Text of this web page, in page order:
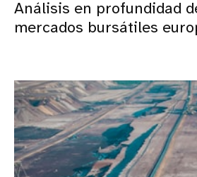
Análisis en profundidad
mercados bursátiles